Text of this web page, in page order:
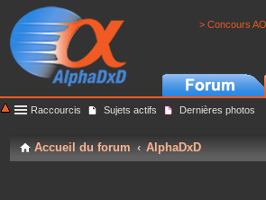
> Concours
Raccourcis Sujets actifs Dernières photos
Accueil du forum AlphaDxD